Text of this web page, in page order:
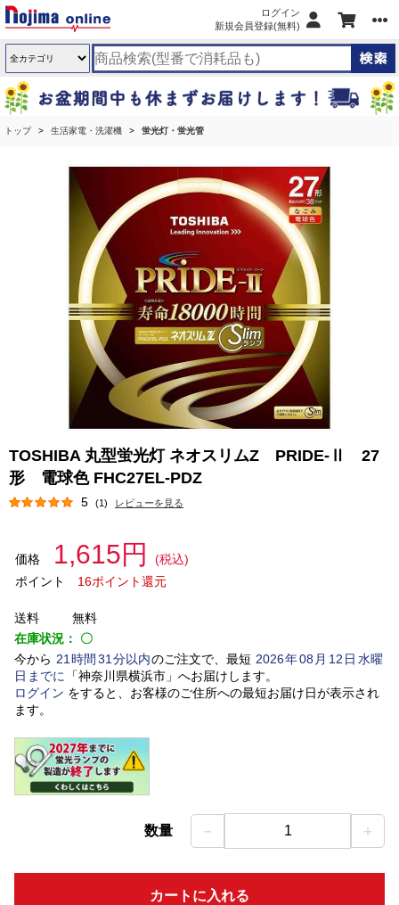
ログイン
新規会員登録(無料)
トップ 生活家電・洗濯機 蛍光灯・蛍光管
TOSHIBA 丸型蛍光灯 ネオスリムZ PRIDE-Ⅱ 27
形 電球色 FHC27EL-PDZ
5 (1) レビューを見る
価格 1,615円
(税込)
ポイント
16ポイント還元
送料
無料
在庫状況： 〇
今から 21 時間 31 分以内のご注文で、最短 2026年08 月 12 日水曜
日 までに 「神奈川県横浜市」 へお届けします。
ログイン をすると、お客様のご住所への最短お届け日が表示され
ます。
数量 － 1 ＋
カートに入れる